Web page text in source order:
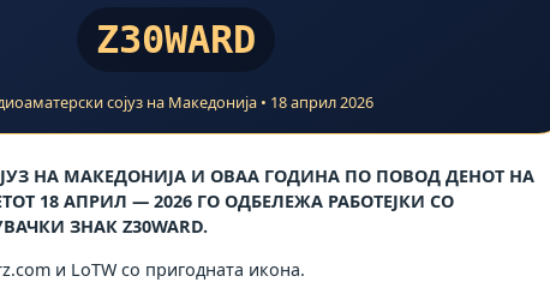
Z30WARD
сојуз на Македонија • 18 април 2026
НА МАКЕДОНИЈА И ОВАА ГОДИНА ПО ПОВОД ДЕНОТ НА
18 АПРИЛ — 2026 ГО ОДБЕЛЕЖА РАБОТЕЈКИ СО
ЗНАК Z30WARD.
и LoTW со пригодната икона.